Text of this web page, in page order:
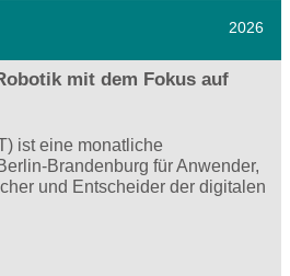
2026
mit dem Fokus auf
ist eine monatliche
Brandenburg für Anwender,
und Entscheider der digitalen